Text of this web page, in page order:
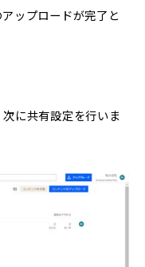
ップロードが完了と
に共有設定を行いま